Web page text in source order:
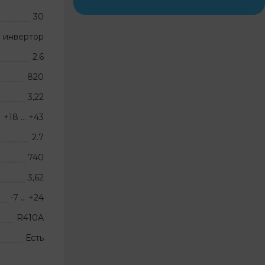
30
2.6
820
3,22
+18 … +43
2.7
740
3,62
-7 … +24
R410A
Есть